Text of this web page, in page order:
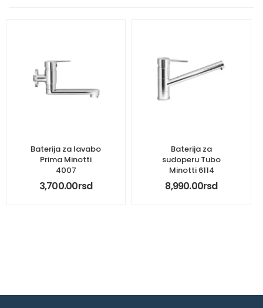
Baterija za lavabo
Prima Minotti
4007
3,700.00rsd
Baterija za
sudoperu Tubo
Minotti 6114
8,990.00rsd